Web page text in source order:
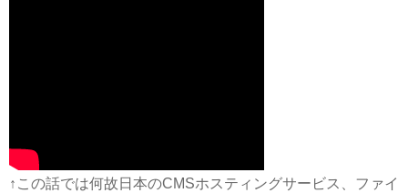
↑この話では何故日本のCMSホスティングサービス、ファイ